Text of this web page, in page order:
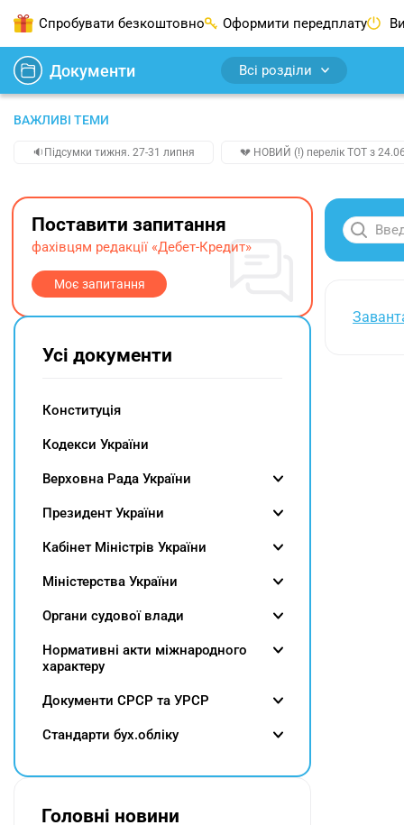
Спробувати безкоштовно Оформити передплату
Документи Всі розділи
ВАЖЛИВІ ТЕМИ
🔉Підсумки тижня. 27-31 липня 💔 НОВИЙ (!) перелік ТОТ з
Поставити запитання
фахівцям редакції «Дебет-Кредит»
Моє запитання
Усі документи
Конституція
Кодекси України
Верховна Рада України
Президент України
Кабінет Міністрів України
Міністерства України
Органи судової влади
Нормативні акти міжнародного
характеру
Документи СРСР та УРСР
Cтандарти бух.обліку
Головні новини